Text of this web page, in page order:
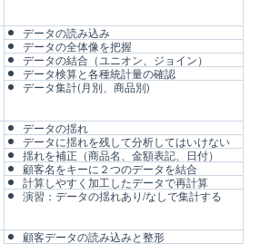
データの読み込み
データの全体像を把握
データの結合（ユニオン、ジョイン）
データ検算と各種統計量の確認
データ集計(月別、商品別)
データの揺れ
データに揺れを残して分析してはいけない
揺れを補正（商品名、金額表記、日付）
顧客名をキーに２つのデータを結合
計算しやすく加工したデータで再計算
演習：データの揺れあり/なしで集計する
顧客データの読み込みと整形